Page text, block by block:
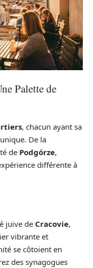
Palette de
, chacun ayant sa
unique. De la
de Podgórze,
différente à
juive de Cracovie,
vibrante et
se côtoient en
des synagogues